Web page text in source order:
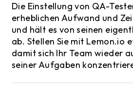
Die Einstellung von QA-
erheblichen Aufwand und
und hält es von seinen
ab. Stellen Sie mit Lemon.io
damit sich Ihr Team wieder
seiner Aufgaben